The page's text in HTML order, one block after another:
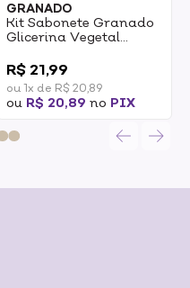
GRANADO
Kit Sabonete Granado
Glicerina Vegetal
R$ 21,99
ou 1x de R$ 20,89
ou R$ 20,89 no PIX